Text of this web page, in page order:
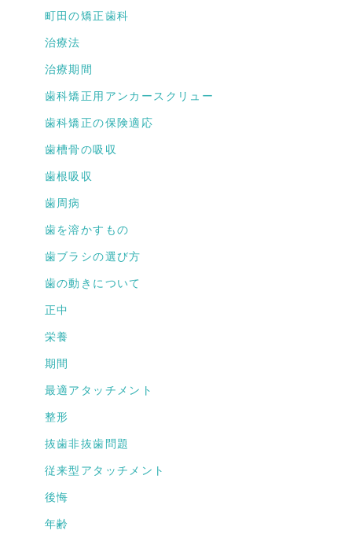
町田の矯正歯科
治療法
治療期間
歯科矯正用アンカースクリュー
歯科矯正の保険適応
歯槽骨の吸収
歯根吸収
歯周病
歯を溶かすもの
歯ブラシの選び方
歯の動きについて
正中
栄養
期間
最適アタッチメント
整形
抜歯非抜歯問題
従来型アタッチメント
後悔
年齢